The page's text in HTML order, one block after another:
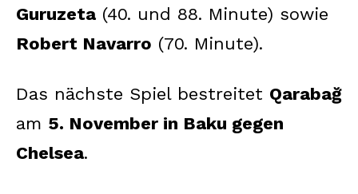
Guruzeta (40. und 88. Minute) sowie
Robert Navarro (70. Minute).
Das nächste Spiel bestreitet Qarabağ
am 5. November in Baku gegen
Chelsea.